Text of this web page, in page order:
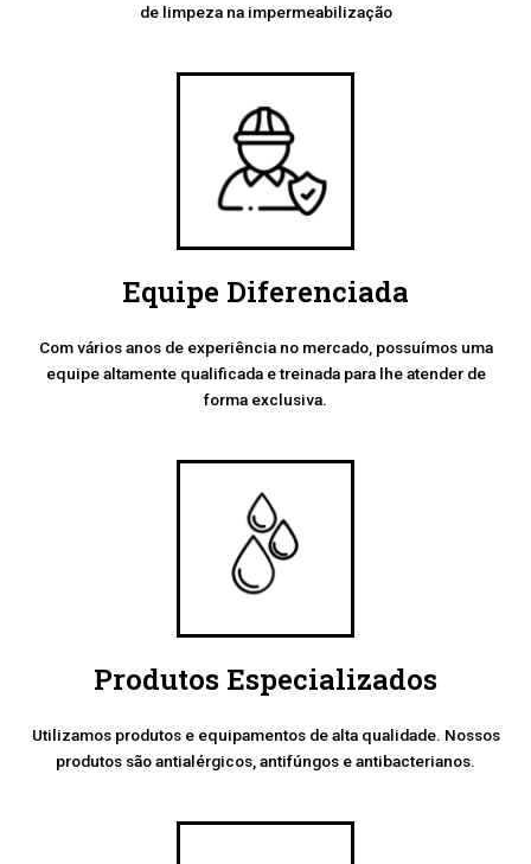
de limpeza na impermeabilização
Equipe Diferenciada
Com vários anos de experiência no mercado, possuímos uma
equipe altamente qualificada e treinada para lhe atender de
forma exclusiva.
Produtos Especializados
Utilizamos produtos e equipamentos de alta qualidade. Nossos
produtos são antialérgicos, antifúngos e antibacterianos.